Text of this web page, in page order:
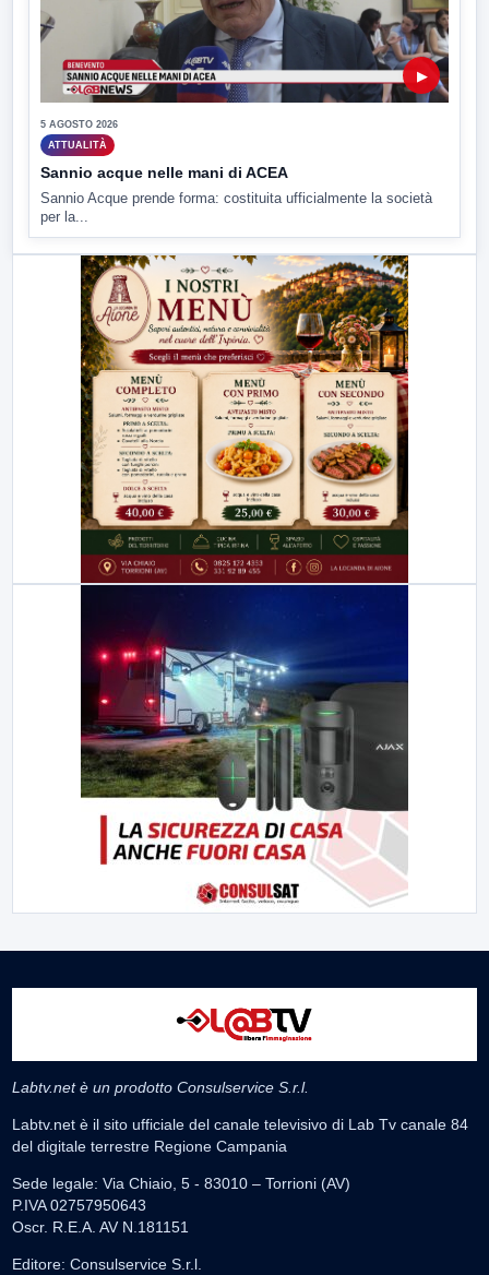
▶
5 AGOSTO 2026
ATTUALITÀ
Sannio acque nelle mani di ACEA
Sannio Acque prende forma: costituita ufficialmente la società
per la...
Labtv.net è un prodotto Consulservice S.r.l.
Labtv.net è il sito ufficiale del canale televisivo di Lab Tv canale 84
del digitale terrestre Regione Campania
Sede legale: Via Chiaio, 5 - 83010 – Torrioni (AV)
P.IVA 02757950643
Oscr. R.E.A. AV N.181151
Editore: Consulservice S.r.l.